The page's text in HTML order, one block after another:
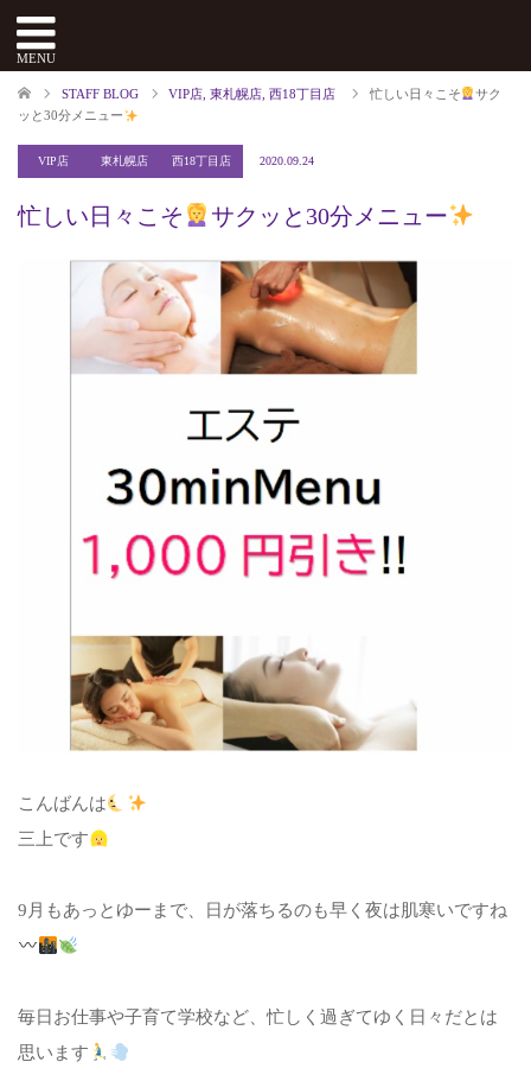
MENU
STAFF BLOG VIP店 東札幌店 西18丁目店 忙しい日々こそ
サク
ッと30分メニュー
VIP店 東札幌店 西18丁目店 2020.09.24
忙しい日々こそ サクッと30分メニュー
こんばんは
三上です
9月もあっとゆーまで、日が落ちるのも早く夜は肌寒いですね
毎日お仕事や子育て学校など、忙しく過ぎてゆく日々だとは
思います